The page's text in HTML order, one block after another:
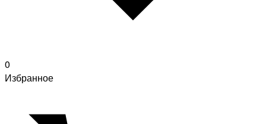
0
Избранное